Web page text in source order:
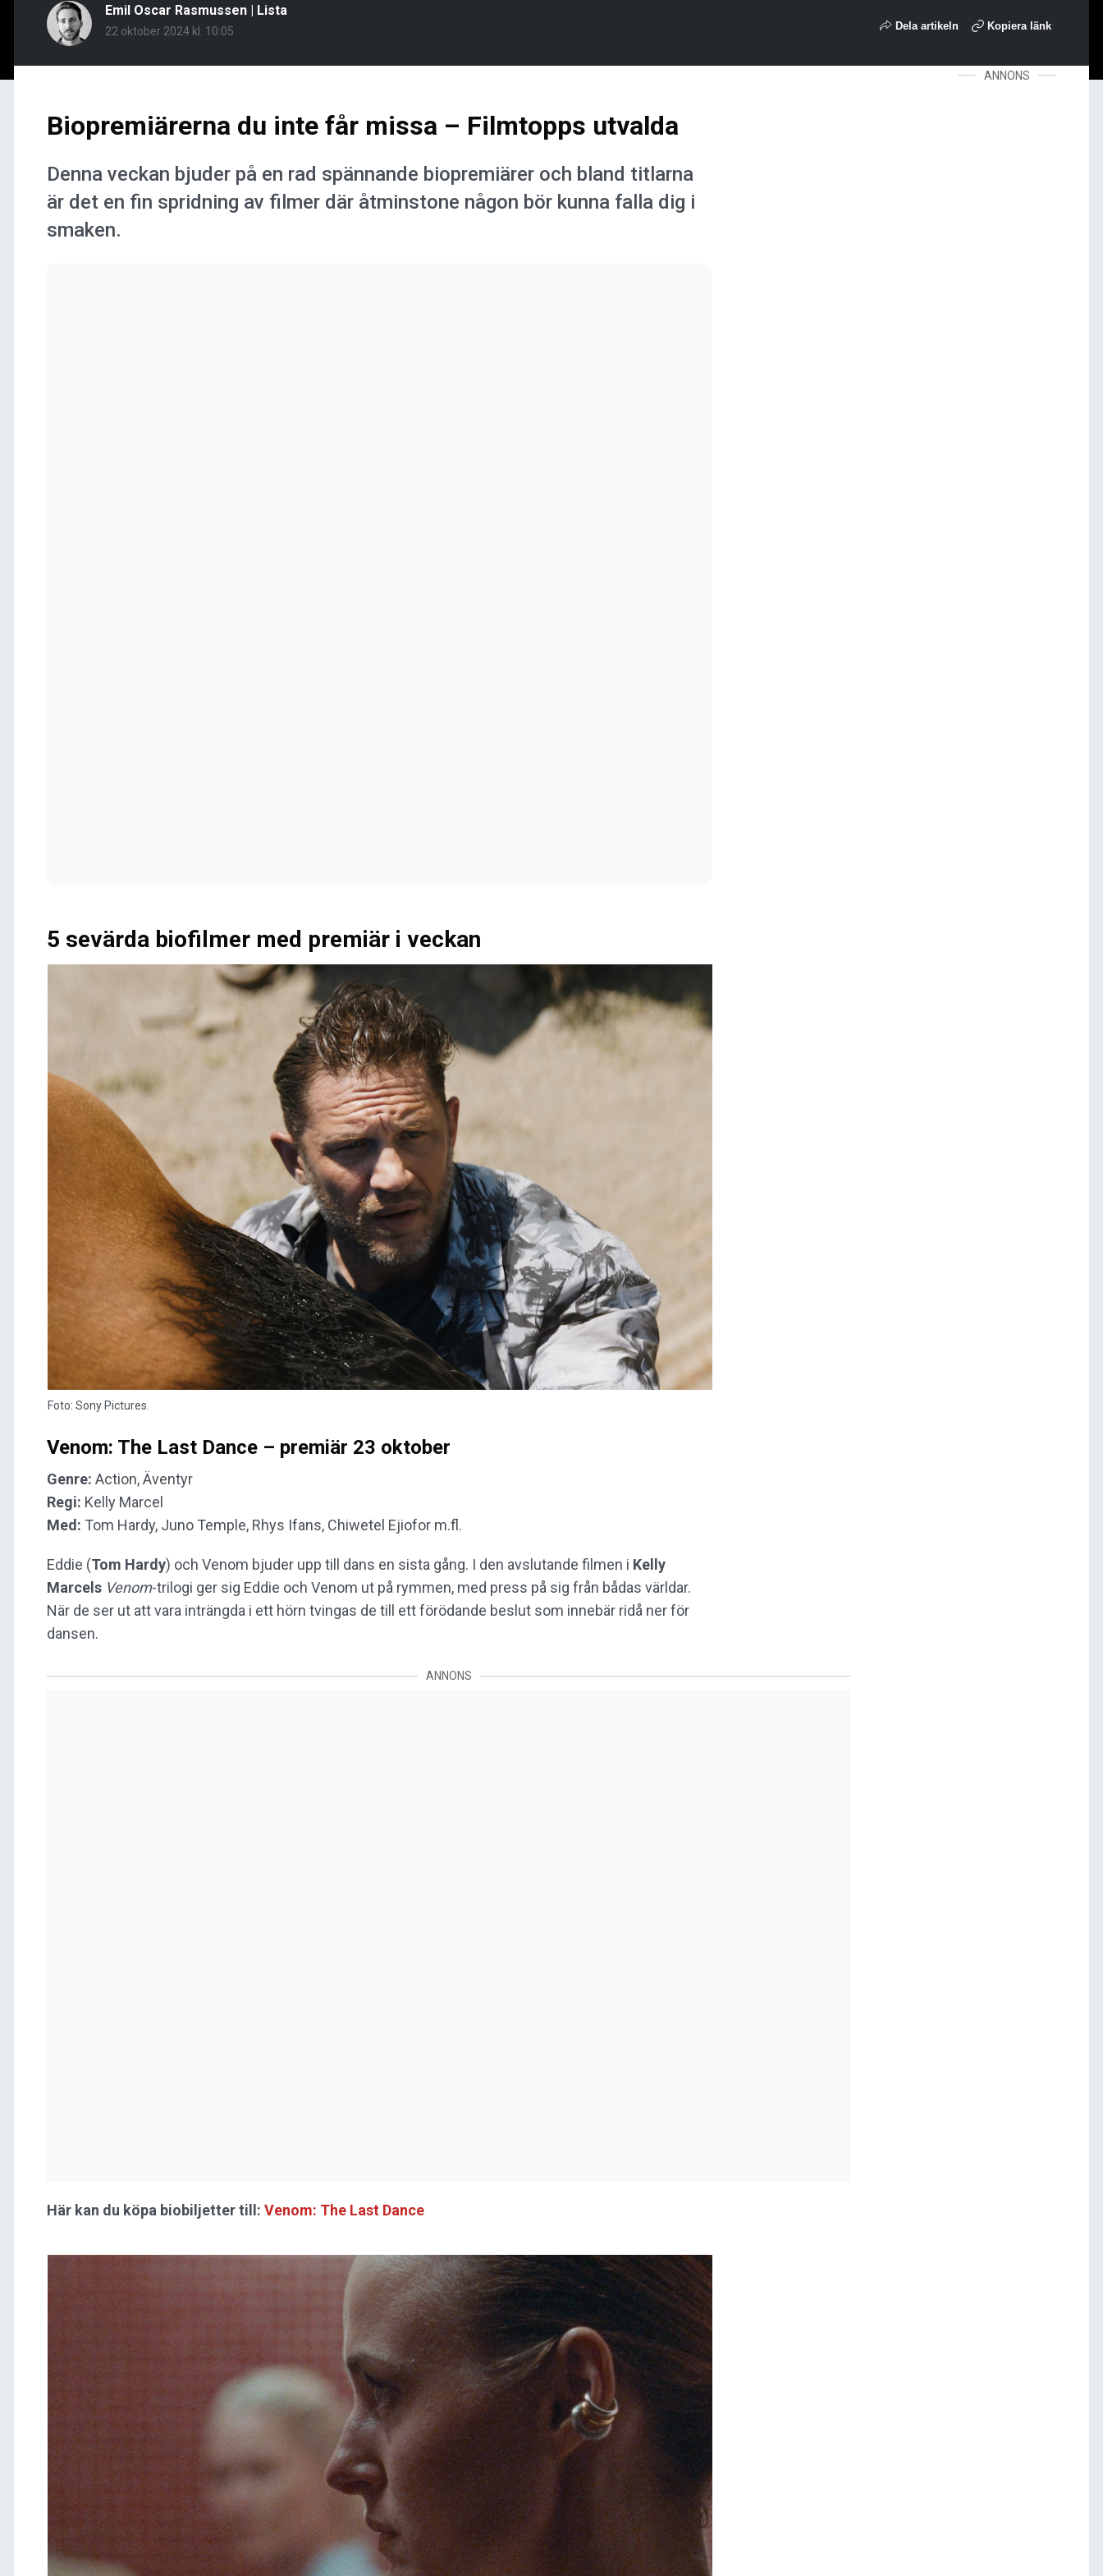
Emil Oscar Rasmussen | Lista
22 oktober 2024 kl. 10:05 Dela artikeln Kopiera länk
Biopremiärerna du inte får missa – Filmtopps utvalda
Denna veckan bjuder på en rad spännande biopremiärer och bland titlarna
är det en fin spridning av filmer där åtminstone någon bör kunna falla dig i
smaken.
5 sevärda biofilmer med premiär i veckan
Foto: Sony Pictures.
Venom: The Last Dance – premiär 23 oktober
Genre: Action, Äventyr
Regi: Kelly Marcel
Med: Tom Hardy, Juno Temple, Rhys Ifans, Chiwetel Ejiofor m.fl.
Eddie (Tom Hardy) och Venom bjuder upp till dans en sista gång. I den avslutande filmen i Kelly
Marcels Venom-trilogi ger sig Eddie och Venom ut på rymmen, med press på sig från bådas världar.
När de ser ut att vara inträngda i ett hörn tvingas de till ett förödande beslut som innebär ridå ner för
dansen.
ANNONS
Här kan du köpa biobiljetter till: Venom: The Last Dance
ANNONS